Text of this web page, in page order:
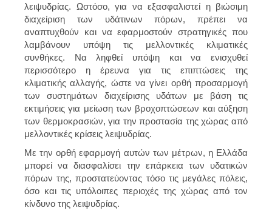
λειψυδρίας. Ωστόσο, για να εξασφαλιστεί η βιώσιμη
διαχείριση των υδάτινων πόρων, πρέπει να
αναπτυχθούν και να εφαρμοστούν στρατηγικές που
λαμβάνουν υπόψη τις μελλοντικές κλιματικές
συνθήκες. Να ληφθεί υπόψη και να ενισχυθεί
περισσότερο η έρευνα για τις επιπτώσεις της
κλιματικής αλλαγής, ώστε να γίνει ορθή προσαρμογή
των συστημάτων διαχείρισης υδάτων με βάση τις
εκτιμήσεις για μείωση των βροχοπτώσεων και αύξηση
των θερμοκρασιών, για την προστασία της χώρας από
μελλοντικές κρίσεις λειψυδρίας.
Με την ορθή εφαρμογή αυτών των μέτρων, η Ελλάδα
μπορεί να διασφαλίσει την επάρκεια των υδατικών
πόρων της, προστατεύοντας τόσο τις μεγάλες πόλεις,
όσο και τις υπόλοιπες περιοχές της χώρας από τον
κίνδυνο της λειψυδρίας.